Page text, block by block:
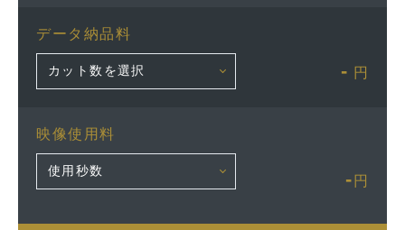
データ納品料
- 円
映像使用料
- 円